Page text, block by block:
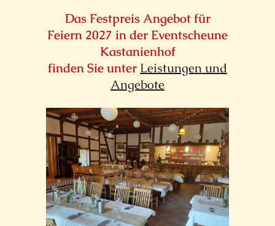
Das Festpreis Angebot für
Feiern 2027 in der Eventscheune
Kastanienhof
finden Sie unter Leistungen und
Angebote